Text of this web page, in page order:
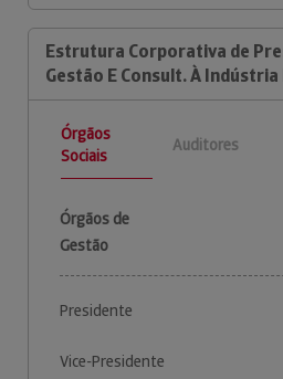
Estrutura Corporativa de
Gestão E Consult. À
Órgãos
Sociais
Auditores
Órgãos de
Gestão
Presidente
Vice-Presidente